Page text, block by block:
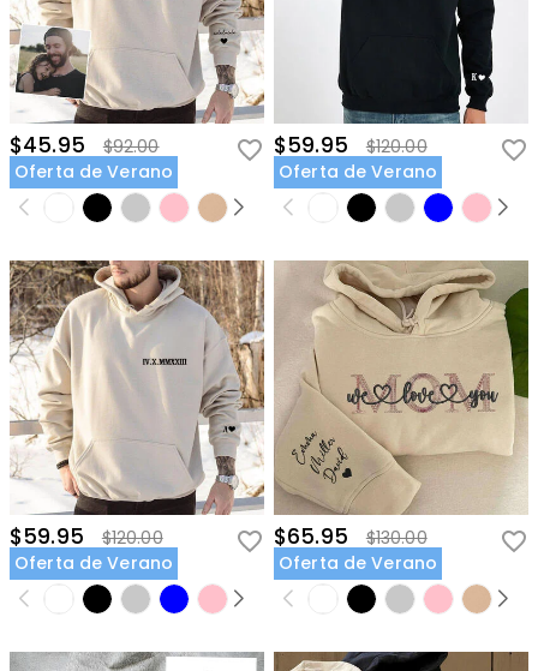
$45.95
$92.00
Oferta de Verano
$59.95
$120.00
Oferta de Verano
$59.95
$120.00
Oferta de Verano
$65.95
$130.00
Oferta de Verano